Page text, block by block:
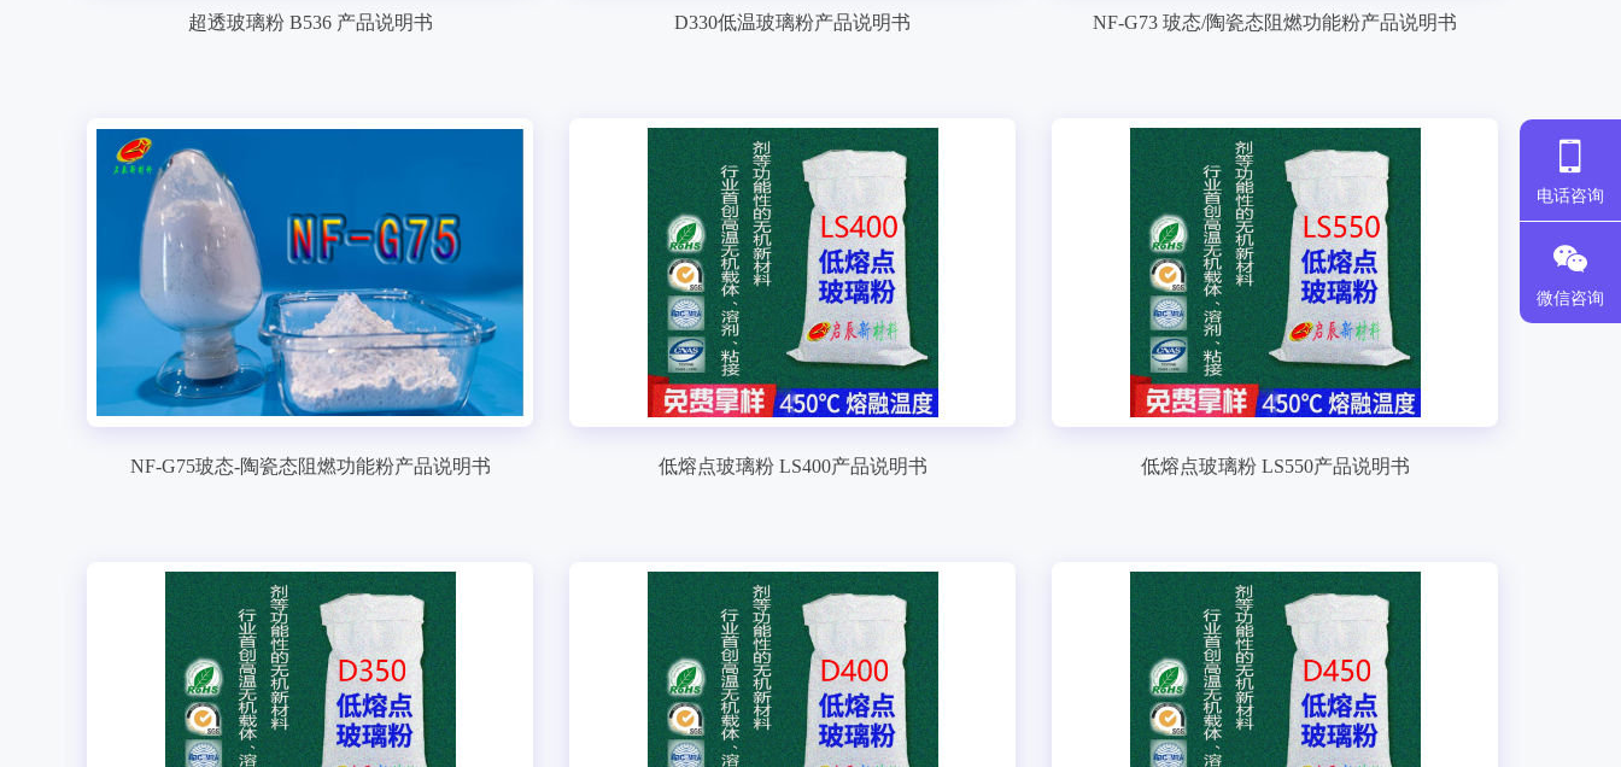
超透玻璃粉 B536 产品说明书 D330低温玻璃粉产品说明书 NF-G73 玻态/陶瓷态阻燃功能粉产品说明书
NF-G75玻态-陶瓷态阻燃功能粉产品说明书 低熔点玻璃粉 LS400产品说明书 低熔点玻璃粉 LS550产品说明书
电话咨询
微信咨询